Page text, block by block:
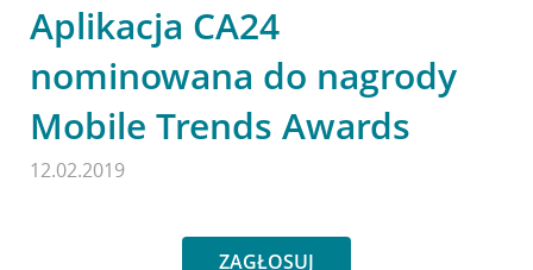
Aplikacja CA24
nominowana do nagrody
Mobile Trends Awards
12.02.2019
ZAGŁOSUJ